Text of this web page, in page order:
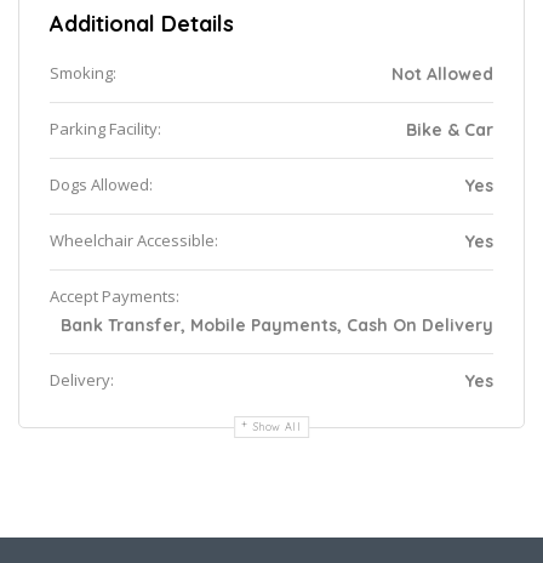
Additional Details
Smoking: Not Allowed
Parking Facility: Bike & Car
Dogs Allowed: Yes
Wheelchair Accessible: Yes
Accept Payments:
Bank Transfer, Mobile Payments, Cash On Delivery
Delivery: Yes
Show All